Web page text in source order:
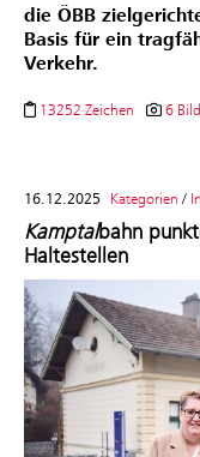
die ÖBB
Basis für ein
Verkehr.
13252 Zeichen 6
16.12.2025 Kategorien /
Kamptalbahn
Haltestellen